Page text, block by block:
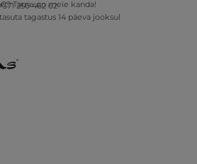
+371 256 462 62
Tarne on meie kanda!
tagastus 14 päeva jooksul